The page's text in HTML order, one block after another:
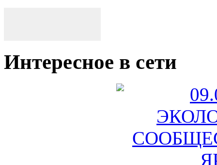
Интересное в сети